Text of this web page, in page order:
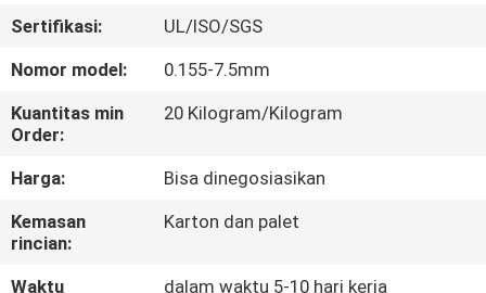
WISATA
PABRIK
KONTROL
KUALITAS
HUBUNGI
Sertifikasi:
UL/ISO/SGS
Nomor model:
0.155-7.5mm
Kuantitas min
Order:
20 Kilogram/Kilogram
Harga:
Bisa dinegosiasikan
Kemasan
rincian:
Karton dan palet
Waktu
dalam waktu 5-10 hari kerja